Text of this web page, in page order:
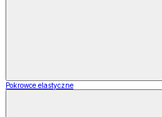
Pokrowce elastyczne